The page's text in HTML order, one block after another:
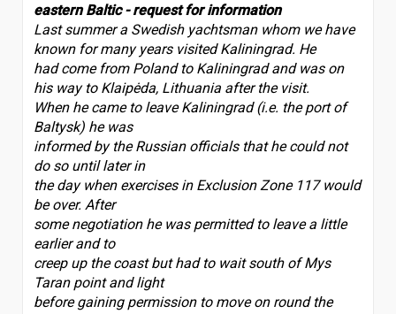
eastern Baltic - request for information
Last summer a Swedish yachtsman whom we have
known for many years visited Kaliningrad. He
had come from Poland to Kaliningrad and was on
his way to Klaipėda, Lithuania after the visit.
When he came to leave Kaliningrad (i.e. the port of
Baltysk) he was
informed by the Russian officials that he could not
do so until later in
the day when exercises in Exclusion Zone 117 would
be over. After
some negotiation he was permitted to leave a little
earlier and to
creep up the coast but had to wait south of Mys
Taran point and light
before gaining permission to move on round the